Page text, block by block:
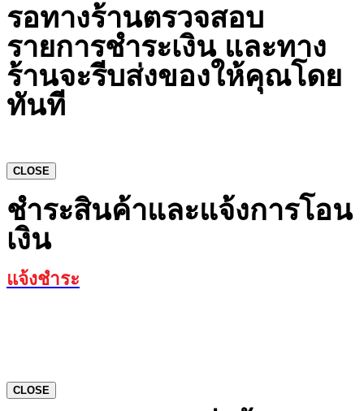
รอทางร้านตรวจสอบ
รายการชำระเงิน และทาง
ร้านจะรีบส่งของให้คุณโดย
ทันที
CLOSE
ชำระสินค้าและแจ้งการโอน
เงิน
แจ้งชำระ
CLOSE